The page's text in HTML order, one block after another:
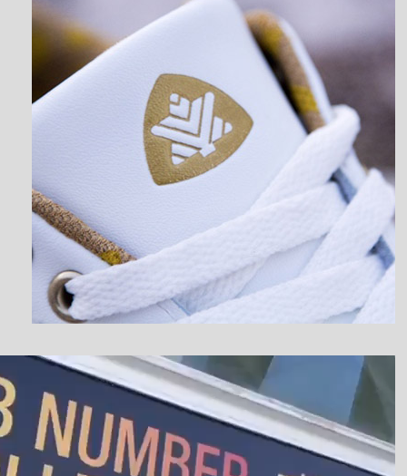
نمایشگر
ویدیو